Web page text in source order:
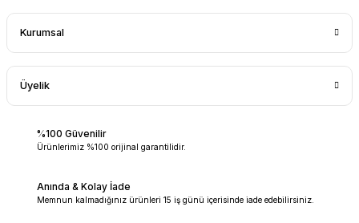
Kurumsal
Üyelik
%100 Güvenilir
Ürünlerimiz %100 orijinal garantilidir.
Anında & Kolay İade
Memnun kalmadığınız ürünleri 15 iş günü içerisinde iade edebilirsiniz.